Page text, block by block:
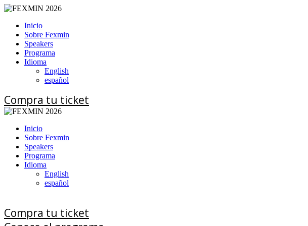
Inicio
Sobre Fexmin
Speakers
Programa
Idioma
English
español
Compra tu ticket
Inicio
Sobre Fexmin
Speakers
Programa
Idioma
English
español
Compra tu ticket